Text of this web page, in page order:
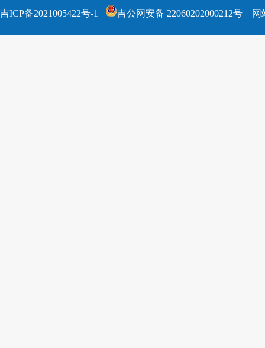
吉ICP备2021005422号-1
吉公网安备 22060202000212号 网